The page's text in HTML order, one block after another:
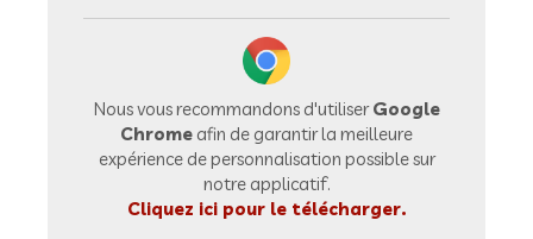
Nous vous recommandons d'utiliserGoogle
Chrome afin de garantir la meilleure
expérience de personnalisation possible sur
notre applicatif.
Cliquez ici pour le télécharger.